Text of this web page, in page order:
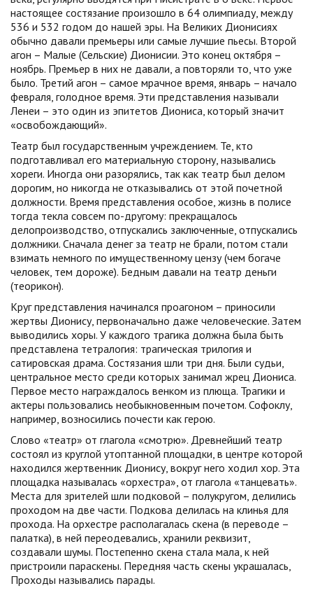
настоящее состязание произошло в 64 олимпиаду, между
536 и 532 годом до нашей эры. На Великих Дионисиях
обычно давали премьеры или самые лучшие пьесы. Второй
агон – Малые (Сельские) Дионисии. Это конец октября –
ноябрь. Премьер в них не давали, а повторяли то, что уже
было. Третий агон – самое мрачное время, январь – начало
февраля, голодное время. Эти представления называли
Ленеи – это один из эпитетов Диониса, который значит
«освобождающий».
Театр был государственным учреждением. Те, кто
подготавливал его материальную сторону, назывались
хореги. Иногда они разорялись, так как театр был делом
дорогим, но никогда не отказывались от этой почетной
должности. Время представления особое, жизнь в полисе
тогда текла совсем по-другому: прекращалось
делопроизводство, отпускались заключенные, отпускались
должники. Сначала денег за театр не брали, потом стали
взимать немного по имущественному цензу (чем богаче
человек, тем дороже). Бедным давали на театр деньги
(теорикон).
Круг представления начинался проагоном – приносили
жертвы Дионису, первоначально даже человеческие. Затем
выводились хоры. У каждого трагика должна была быть
представлена тетралогия: трагическая трилогия и
сатировская драма. Состязания шли три дня. Были судьи,
центральное место среди которых занимал жрец Диониса.
Первое место награждалось венком из плюща. Трагики и
актеры пользовались необыкновенным почетом. Софоклу,
например, возносились почести как герою.
Слово «театр» от глагола «смотрю». Древнейший театр
состоял из круглой утоптанной площадки, в центре которой
находился жертвенник Дионису, вокруг него ходил хор. Эта
площадка называлась «орхестра», от глагола «танцевать».
Места для зрителей шли подковой – полукругом, делились
проходом на две части. Подкова делилась на клинья для
прохода. На орхестре располагалась скена (в переводе –
палатка), в ней переодевались, хранили реквизит,
создавали шумы. Постепенно скена стала мала, к ней
пристроили параскены. Передняя часть скены украшалась,
Проходы назывались парады.